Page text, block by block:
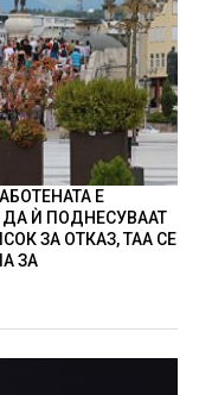
Е
Ѝ ПОДНЕСУВААТ
ЗА ОТКАЗ, ТАА СЕ
ЗА